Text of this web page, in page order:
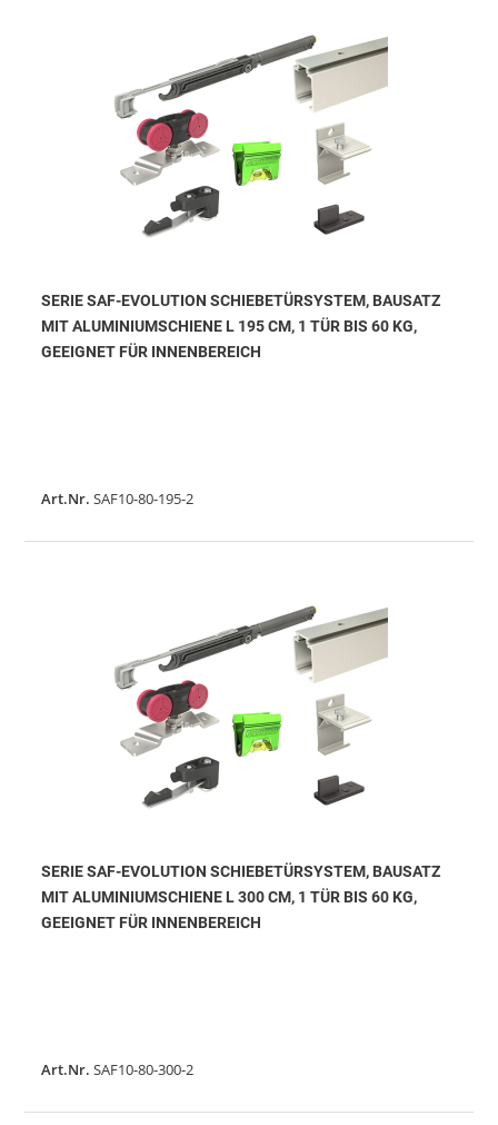
SERIE SAF-EVOLUTION SCHIEBETÜRSYSTEM, BAUSATZ
MIT ALUMINIUMSCHIENE L 195 CM, 1 TÜR BIS 60 KG,
GEEIGNET FÜR INNENBEREICH
Art.Nr. SAF10-80-195-2
SERIE SAF-EVOLUTION SCHIEBETÜRSYSTEM, BAUSATZ
MIT ALUMINIUMSCHIENE L 300 CM, 1 TÜR BIS 60 KG,
GEEIGNET FÜR INNENBEREICH
Art.Nr. SAF10-80-300-2